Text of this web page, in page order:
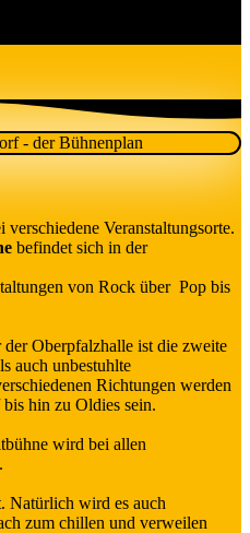
Veranstaltungsorte.
befindet sich in der
von Rock über Pop bis
der Oberpfalzhalle ist die zweite
auch unbestuhlte
Richtungen werden
hin zu Oldies sein.
wird bei allen
Natürlich wird es auch
zum chillen und verweilen